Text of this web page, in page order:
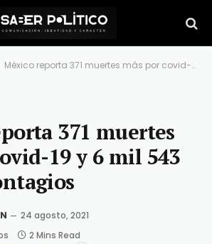
México reporta 371 muertes más por covid-19 y 6 mil 543 nuevos contagios
371 muertes
19 y 6 mil 543
24 agosto, 2021
2 Mins Read